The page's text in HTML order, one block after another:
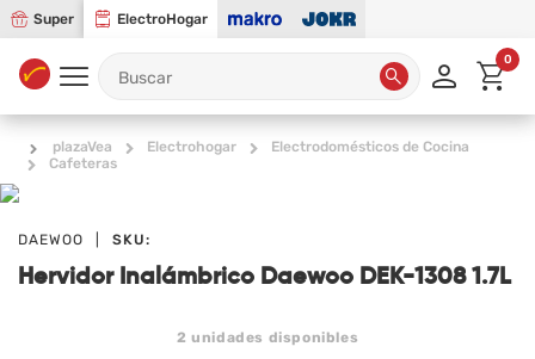
Super ElectroHogar
0
plazaVea Electrohogar
Electrodomésticos de Cocina
Cafeteras
DAEWOO SKU:
Hervidor Inalámbrico Daewoo DEK-1308 1.7L
2 unidades disponibles